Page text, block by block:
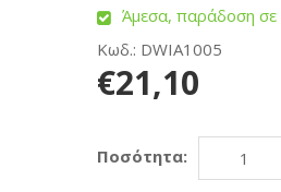
Άμεσα, παράδοση σε
Κωδ.: DWIA1005
€21,10
Ποσότητα: